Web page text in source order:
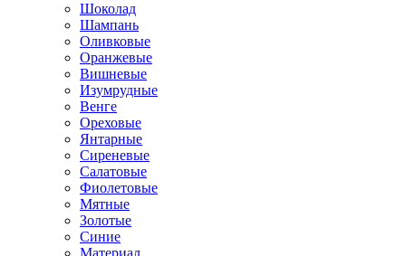
Шоколад
Шампань
Оливковые
Оранжевые
Вишневые
Изумрудные
Венге
Ореховые
Янтарные
Сиреневые
Салатовые
Фиолетовые
Мятные
Золотые
Синие
Материал